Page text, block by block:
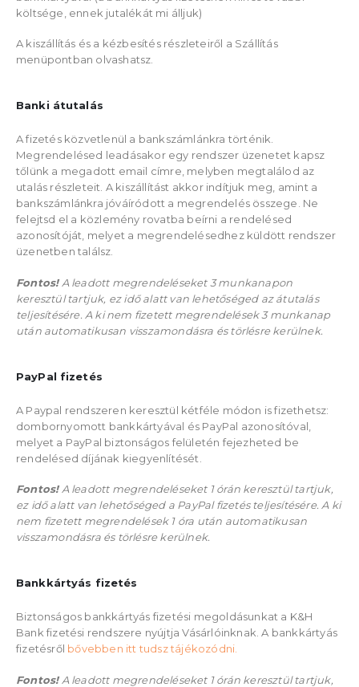
költsége, ennek jutalékát mi álljuk)
A kiszállítás és a kézbesítés részleteiről a Szállítás
menüpontban olvashatsz.
Banki átutalás
A fizetés közvetlenül a bankszámlánkra történik.
Megrendelésed leadásakor egy rendszer üzenetet kapsz
tőlünk a megadott email címre, melyben megtalálod az
utalás részleteit. A kiszállítást akkor indítjuk meg, amint a
bankszámlánkra jóváíródott a megrendelés összege. Ne
felejtsd el a közlemény rovatba beírni a rendelésed
azonosítóját, melyet a megrendelésedhez küldött rendszer
üzenetben találsz.
Fontos!A leadott megrendeléseket 3 munkanapon
keresztül tartjuk, ez idő alatt van lehetőséged az átutalás
teljesítésére. A ki nem fizetett megrendelések 3 munkanap
után automatikusan visszamondásra és törlésre kerülnek.
PayPal fizetés
A Paypal rendszeren keresztül kétféle módon is fizethetsz:
dombornyomott bankkártyával és PayPal azonosítóval,
melyet a PayPal biztonságos felületén fejezheted be
rendelésed díjának kiegyenlítését.
Fontos!A leadott megrendeléseket 1 órán keresztül tartjuk,
ez idő alatt van lehetőséged a PayPal fizetés teljesítésére. A ki
nem fizetett megrendelések 1 óra után automatikusan
visszamondásra és törlésre kerülnek.
Bankkártyás fizetés
Biztonságos bankkártyás fizetési megoldásunkat a K&H
Bank fizetési rendszere nyújtja Vásárlóinknak. A bankkártyás
fizetésről bővebben itt tudsz tájékozódni.
Fontos!A leadott megrendeléseket 1 órán keresztül tartjuk,